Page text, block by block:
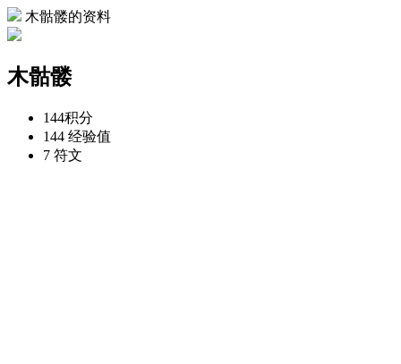
木骷髅的资料
木骷髅
144积分
144 经验值
7 符文